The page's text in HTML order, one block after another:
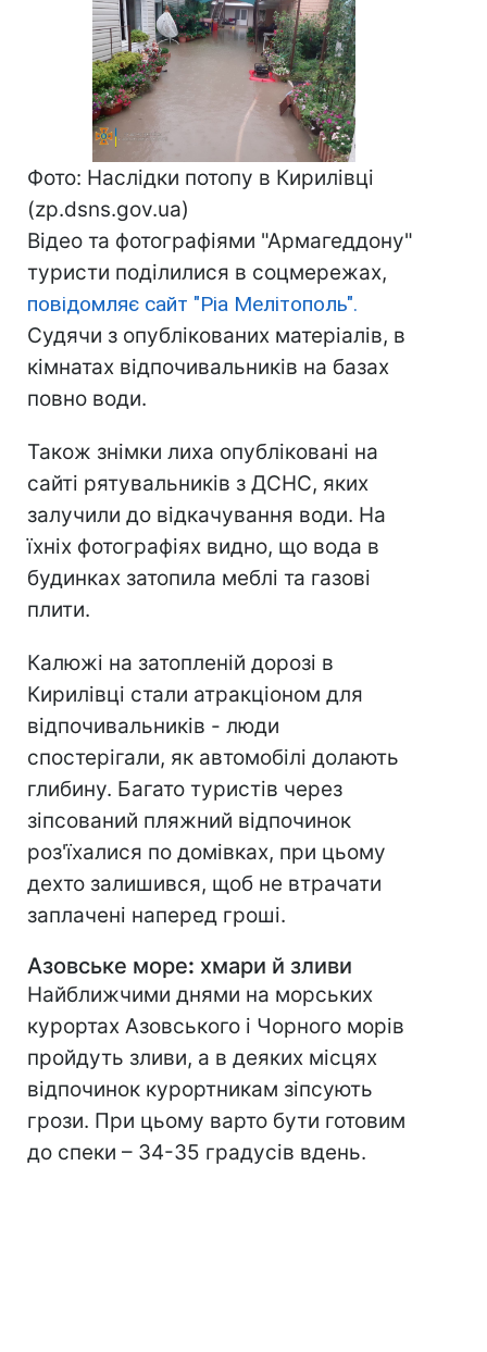
Фото: Наслідки потопу в Кирилівці
(zp.dsns.gov.ua)
Відео та фотографіями "Армагеддону"
туристи поділилися в соцмережах,
повідомляє сайт "Ріа Мелітополь".
Судячи з опублікованих матеріалів, в
кімнатах відпочивальників на базах
повно води.
Також знімки лиха опубліковані на
сайті рятувальників з ДСНС, яких
залучили до відкачування води. На
їхніх фотографіях видно, що вода в
будинках затопила меблі та газові
плити.
Калюжі на затопленій дорозі в
Кирилівці стали атракціоном для
відпочивальників - люди
спостерігали, як автомобілі долають
глибину. Багато туристів через
зіпсований пляжний відпочинок
роз'їхалися по домівках, при цьому
дехто залишився, щоб не втрачати
заплачені наперед гроші.
Азовське море: хмари й зливи
Найближчими днями на морських
курортах Азовського і Чорного морів
пройдуть зливи, а в деяких місцях
відпочинок курортникам зіпсують
грози. При цьому варто бути готовим
до спеки – 34-35 градусів вдень.